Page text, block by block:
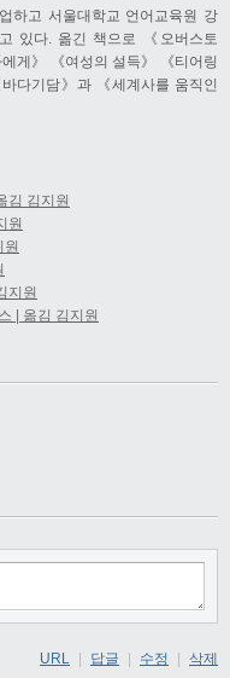
하고 서울대학교 언어교육원 강
있다. 옮긴 책으로 《오버스토
게》 《여성의 설득》 《티어링
다기담》과 《세계사를 움직인
김 김지원
원
원
지원
| 옮김 김지원
URL 답글 수정 삭제